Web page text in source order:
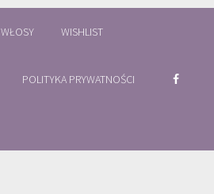
WŁOSY WISHLIST
POLITYKA PRYWATNOŚCI